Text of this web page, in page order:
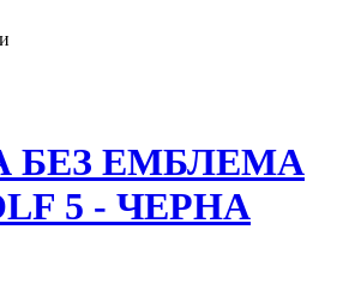
БЕЗ ЕМБЛЕМА
5 - ЧЕРНА